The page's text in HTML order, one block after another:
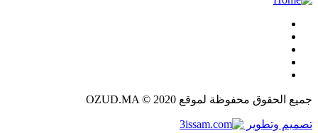
جميع الحقوق محفوظة لموقع OZUD.MA © 2020
تصميم وتطوير